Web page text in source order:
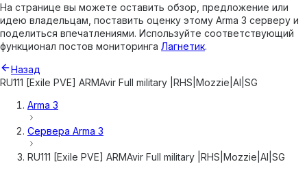
На странице вы можете оставить обзор, предложение или
идею владельцам, поставить оценку этому Arma 3 серверу и
поделиться впечатлениями. Используйте соответствующий
функционал постов мониторинга Лагнетик.
Назад
RU111 [Exile PVE] ARMAvir Full military |RHS|Mozzie|AI|SG
Arma 3
Сервера Arma 3
RU111 [Exile PVE] ARMAvir Full military |RHS|Mozzie|AI|SG